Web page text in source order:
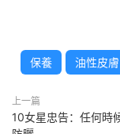
保養 油性皮膚
上一篇
10女星忠告：任何時